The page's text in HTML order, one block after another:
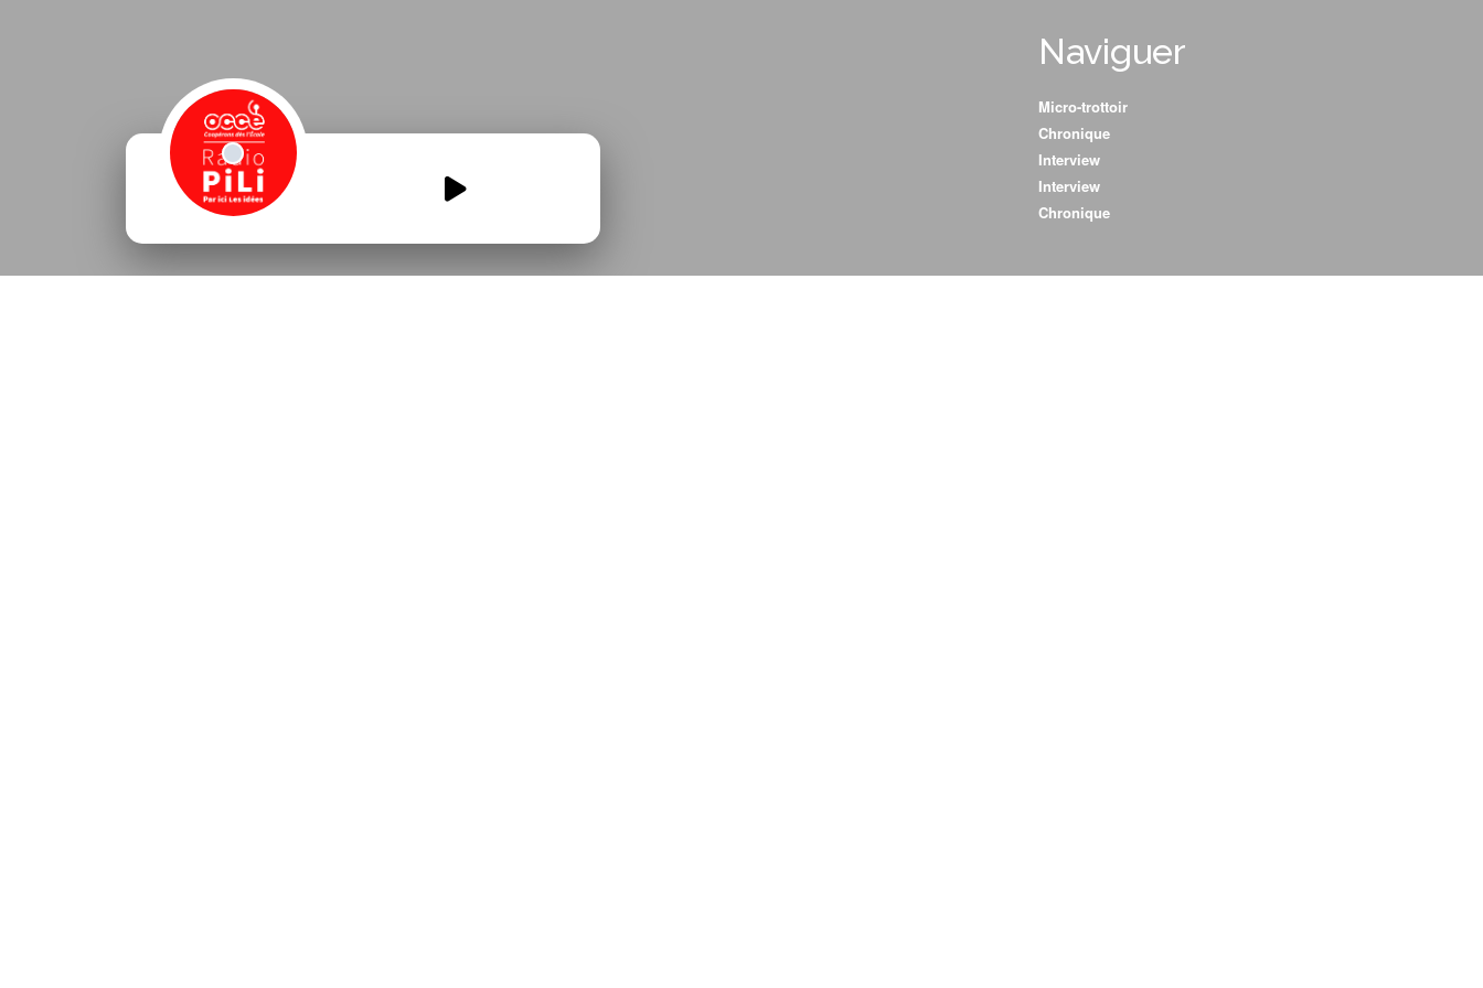
Les-petits-curieux-2-CP-CE1-
Ambares-et-Lagrave.mp3
Naviguer
Micro-trottoir
Chronique
Interview
Interview
Chronique